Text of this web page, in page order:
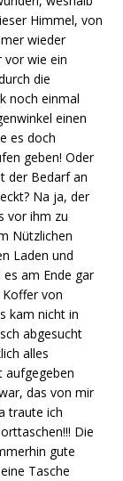
Himmel, von
wieder
vor wie ein
die
noch einmal
einen
es doch
geben! Oder
der Bedarf an
Na ja, der
vor ihm zu
Nützlichen
Laden und
am Ende gar
von
kam nicht in
abgesucht
alles
aufgegeben
das von mir
traute ich
Die
gute
Tasche